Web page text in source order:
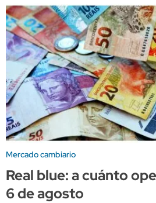
Mercado cambiario
Real blue: a cuánto
6 de agosto